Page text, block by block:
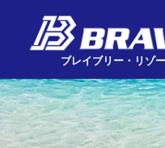
Mainブレイブリー・リゾ